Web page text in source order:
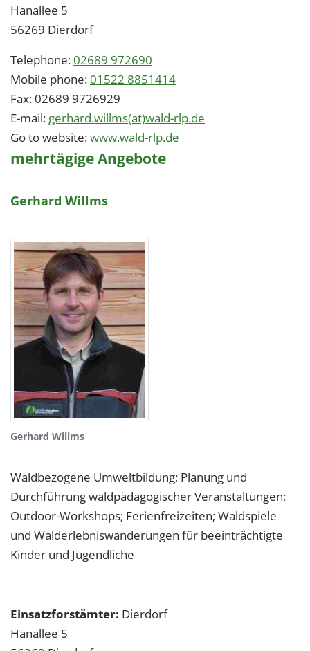
Hanallee 5
56269 Dierdorf
Telephone:02689 972690
Mobile phone:01522 8851414
Fax:02689 9726929
E-mail: gerhard.willms(at)wald-rlp.de
Go to website:www.wald-rlp.de
mehrtägige Angebote
Gerhard Willms
Gerhard Willms
Waldbezogene Umweltbildung; Planung und
Durchführung waldpädagogischer Veranstaltungen;
Outdoor-Workshops; Ferienfreizeiten; Waldspiele
und Walderlebniswanderungen für beeinträchtigte
Kinder und Jugendliche
Einsatzforstämter: Dierdorf
Hanallee 5